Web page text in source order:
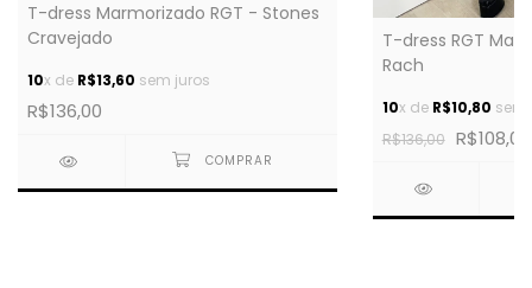
T-dress Marmorizado RGT - Stones
Cravejado
10x de R$13,60 sem juros
R$136,00
T-dress RGT
Rach
10x de R$10,80 sem
R$136,00 R$108,00